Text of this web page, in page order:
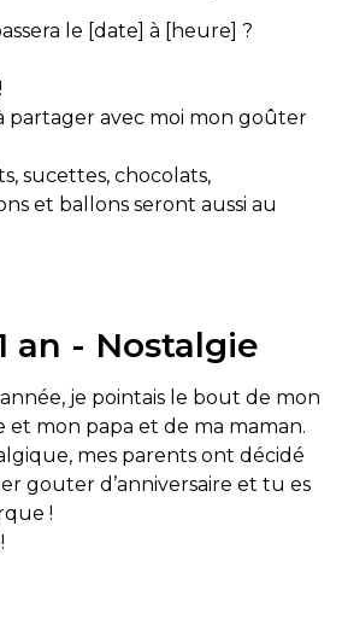
le [date] à [heure] ?
partager avec moi mon goûter
sucettes, chocolats,
et ballons seront aussi au
an - Nostalgie
je pointais le bout de mon
et mon papa et de ma maman.
mes parents ont décidé
gouter d’anniversaire et tu es
!